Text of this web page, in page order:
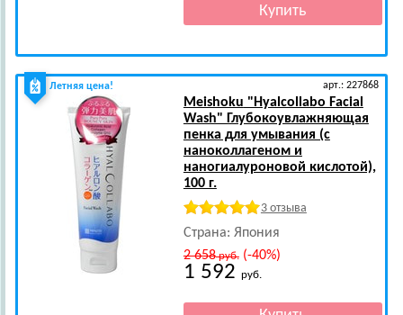
Летняя цена! арт.: 227868
Meishoku "Hyalcollabo Facial
Wash" Глубокоувлажняющая
пенка для умывания (с
наноколлагеном и
наногиалуроновой кислотой),
100 г.
3 отзыва
Страна: Япония
2 658руб.(-40%)
1 592 руб.